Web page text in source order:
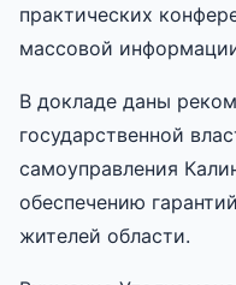
практических
массовой
В докладе даны
государственной
самоуправления
обеспечению
жителей области.